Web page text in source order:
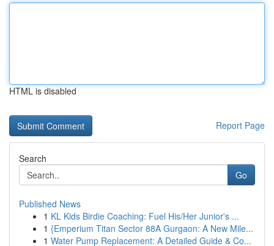
HTML is disabled
Report Page
Search
Go
Published News
1 KL Kids Birdie Coaching: Fuel His/Her Junior's ...
1 {Emperium Titan Sector 88A Gurgaon: A New Mile...
1 Water Pump Replacement: A Detailed Guide & Co...